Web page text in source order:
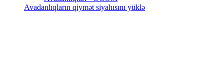
Avadanlıqların qiymət siyahısını yüklə